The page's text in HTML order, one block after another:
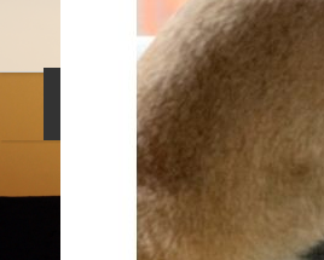
料金設定 プロフィル
預託トレーニング
お問い合わせ